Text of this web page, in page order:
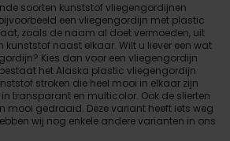
soorten kunststof vliegengordijnen
een vliegengordijn met plastic
zoals de naam al doet vermoeden, uit
kunststof naast elkaar. Wilt u liever een wat
Kies dan voor een vliegengordijn
het Alaska plastic vliegengordijn
stroken die heel mooi in elkaar zijn
transparant en multicolor. Ook de slierten
mooi gedraaid. Deze variant heeft iets weg
wij nog enkele andere varianten in ons